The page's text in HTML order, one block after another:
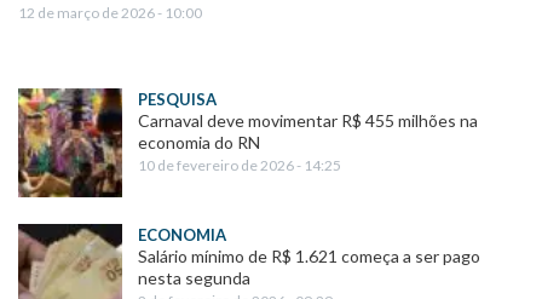
12 de março de 2026 - 10:00
PESQUISA
Carnaval deve movimentar R$ 455 milhões na
economia do RN
10 de fevereiro de 2026 - 14:25
ECONOMIA
Salário mínimo de R$ 1.621 começa a ser pago
nesta segunda